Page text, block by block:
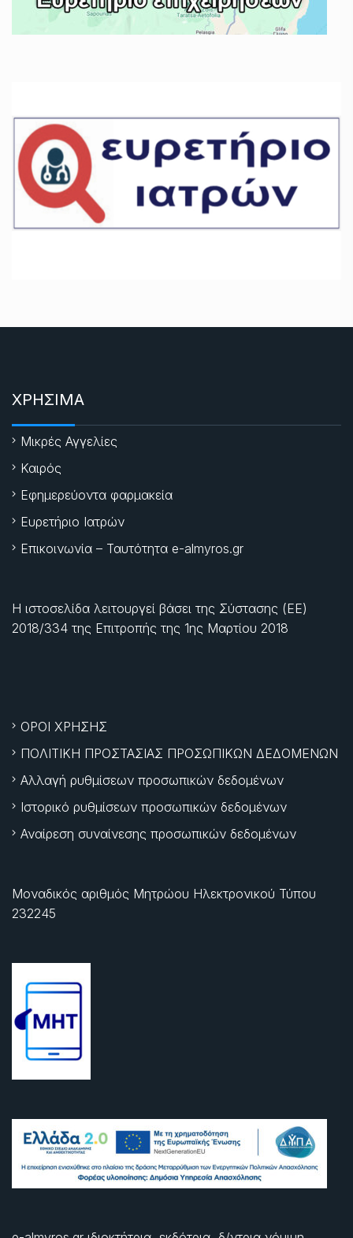
ΧΡΗΣΙΜΑ
Μικρές Αγγελίες
Καιρός
Εφημερεύοντα φαρμακεία
Ευρετήριο Ιατρών
Επικοινωνία – Ταυτότητα e-almyros.gr
Η ιστοσελίδα λειτουργεί βάσει της Σύστασης (ΕΕ)
2018/334 της Επιτροπής της 1ης Μαρτίου 2018
ΟΡΟΙ ΧΡΗΣΗΣ
ΠΟΛΙΤΙΚΗ ΠΡΟΣΤΑΣΙΑΣ ΠΡΟΣΩΠΙΚΩΝ ΔΕΔΟΜΕΝΩΝ
Αλλαγή ρυθμίσεων προσωπικών δεδομένων
Ιστορικό ρυθμίσεων προσωπικών δεδομένων
Αναίρεση συναίνεσης προσωπικών δεδομένων
Μοναδικός αριθμός Μητρώου Ηλεκτρονικού Τύπου
232245